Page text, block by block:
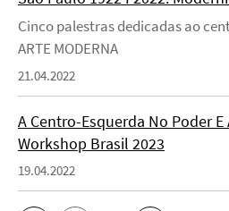
Cinco palestras dedicadas ao
ARTE MODERNA
21.04.2022
A Centro-Esquerda No Poder
Workshop Brasil 2023
19.04.2022